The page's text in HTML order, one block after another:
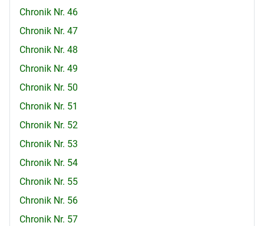
Chronik Nr. 46
Chronik Nr. 47
Chronik Nr. 48
Chronik Nr. 49
Chronik Nr. 50
Chronik Nr. 51
Chronik Nr. 52
Chronik Nr. 53
Chronik Nr. 54
Chronik Nr. 55
Chronik Nr. 56
Chronik Nr. 57